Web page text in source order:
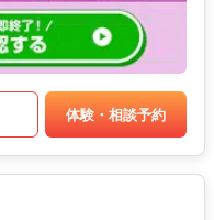
体験・相談予約